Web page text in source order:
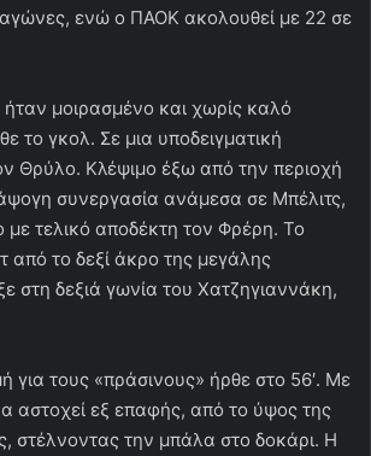
ενώ ο ΠΑΟΚ ακολουθεί με 22 σε
μοιρασμένο και χωρίς καλό
το γκολ. Σε μια υποδειγματική
Θρύλο. Κλέψιμο έξω από την περιοχή
συνεργασία ανάμεσα σε Μπέλιτς,
με τελικό αποδέκτη τον Φρέρη. Το
από το δεξί άκρο της μεγάλης
στη δεξιά γωνία του Χατζηγιαννάκη,
για τους «πράσινους» ήρθε στο 56′. Με
αστοχεί εξ επαφής, από το ύψος της
στέλνοντας την μπάλα στο δοκάρι. Η